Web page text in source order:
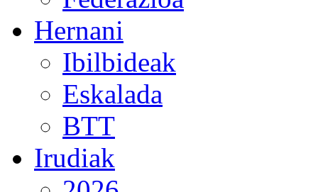
Hernani
Ibilbideak
Eskalada
BTT
Irudiak